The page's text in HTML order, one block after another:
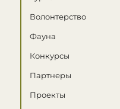
Волонтерство
Фауна
Конкурсы
Партнеры
Проекты